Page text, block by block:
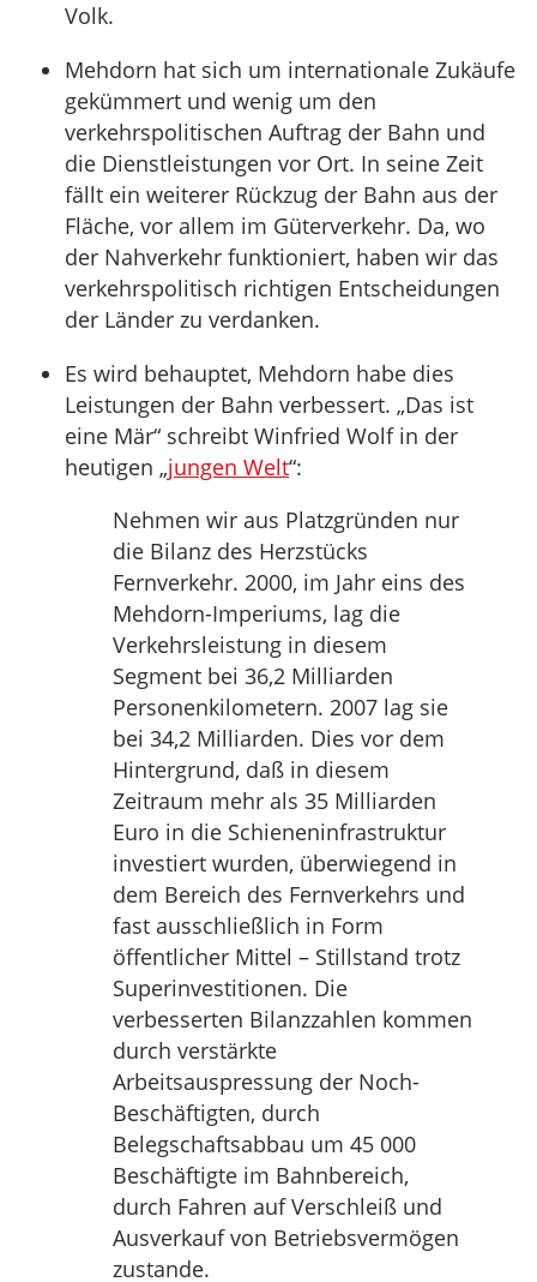
Volk.
Mehdorn hat sich um internationale Zukäufe
gekümmert und wenig um den
verkehrspolitischen Auftrag der Bahn und
die Dienstleistungen vor Ort. In seine Zeit
fällt ein weiterer Rückzug der Bahn aus der
Fläche, vor allem im Güterverkehr. Da, wo
der Nahverkehr funktioniert, haben wir das
verkehrspolitisch richtigen Entscheidungen
der Länder zu verdanken.
Es wird behauptet, Mehdorn habe dies
Leistungen der Bahn verbessert. „Das ist
eine Mär“ schreibt Winfried Wolf in der
heutigen „jungen Welt“:
Nehmen wir aus Platzgründen nur
die Bilanz des Herzstücks
Fernverkehr. 2000, im Jahr eins des
Mehdorn-Imperiums, lag die
Verkehrsleistung in diesem
Segment bei 36,2 Milliarden
Personenkilometern. 2007 lag sie
bei 34,2 Milliarden. Dies vor dem
Hintergrund, daß in diesem
Zeitraum mehr als 35 Milliarden
Euro in die Schieneninfrastruktur
investiert wurden, überwiegend in
dem Bereich des Fernverkehrs und
fast ausschließlich in Form
öffentlicher Mittel – Stillstand trotz
Superinvestitionen. Die
verbesserten Bilanzzahlen kommen
durch verstärkte
Arbeitsauspressung der Noch-
Beschäftigten, durch
Belegschaftsabbau um 45 000
Beschäftigte im Bahnbereich,
durch Fahren auf Verschleiß und
Ausverkauf von Betriebsvermögen
zustande.